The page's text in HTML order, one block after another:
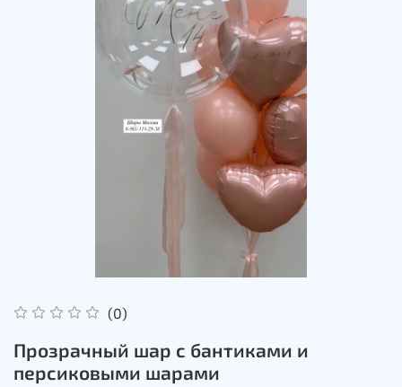
(0)
Прозрачный шар с бантиками и
персиковыми шарами